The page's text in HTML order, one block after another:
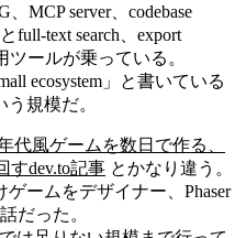
MCP server、codebase
full-text search、export
ツールが乗っている。
ecosystem」と書いている
規模だ。
代風ゲームを数日で作る、
すdev.to記事 とかなり違う。
ームをデザイナー、Phaser
だった。